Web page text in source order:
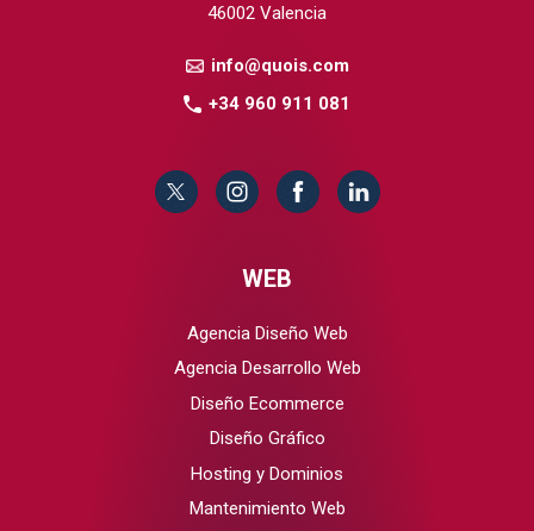
46002 Valencia
info@quois.com
+34 960 911 081
WEB
Agencia Diseño Web
Agencia Desarrollo Web
Diseño Ecommerce
Diseño Gráfico
Hosting y Dominios
Mantenimiento Web